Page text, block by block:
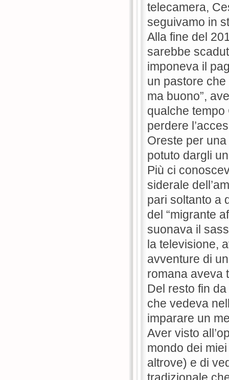
telecamera,
seguivamo in
Alla fine del
sarebbe
imponeva il
un pastore che
ma buono”,
qualche
perdere
Oreste per
potuto dargli
Più ci
siderale
pari soltanto a
del “migrante
suonava il
la televisione,
avventure di
romana aveva
Del resto fin
che vedeva
imparare un
Aver visto
mondo dei
altrove) e di